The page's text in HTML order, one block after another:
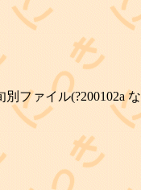
ファイル(?200102a